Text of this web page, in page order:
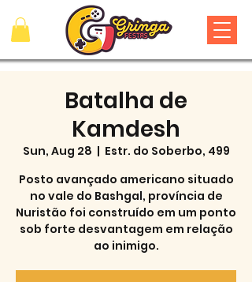
Batalha de
Kamdesh
Sun, Aug 28
  |
Estr. do Soberbo, 499
Posto avançado americano situado
no vale do Bashgal, província de
Nuristão foi construído em um ponto
sob forte desvantagem em relação
ao inimigo.